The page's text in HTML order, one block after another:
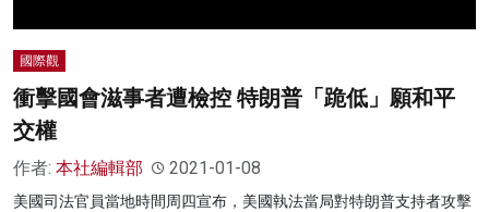
國際觀
衝擊國會滋事者遭檢控 特朗普「跪低」願和平
交權
作者: 本社編輯部 2021-01-08
美國司法官員當地時間周四宣布，美國執法當局對特朗普支持者攻擊